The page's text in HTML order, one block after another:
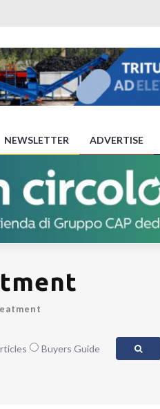
NEWSLETTER ADVERTISE
Buyers Guide